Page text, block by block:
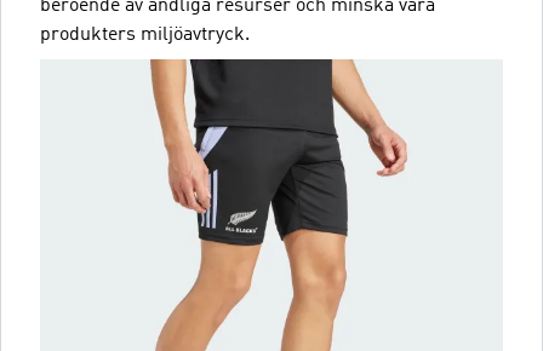
beroende av ändliga resurser och minska våra
produkters miljöavtryck.